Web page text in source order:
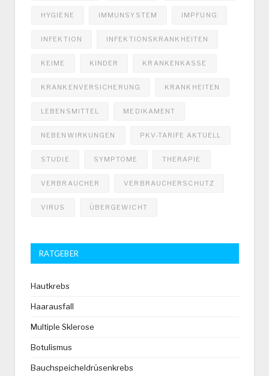
HYGIENE IMMUNSYSTEM IMPFUNG
INFEKTION INFEKTIONSKRANKHEITEN
KEIME KINDER KRANKENKASSE
KRANKENVERSICHERUNG KRANKHEITEN
LEBENSMITTEL MEDIKAMENT
NEBENWIRKUNGEN PKV-TARIFE AKTUELL
STUDIE SYMPTOME THERAPIE
VERBRAUCHER VERBRAUCHERSCHUTZ
VIRUS ÜBERGEWICHT
RATGEBER
Hautkrebs
Haarausfall
Multiple Sklerose
Botulismus
Bauchspeicheldrüsenkrebs